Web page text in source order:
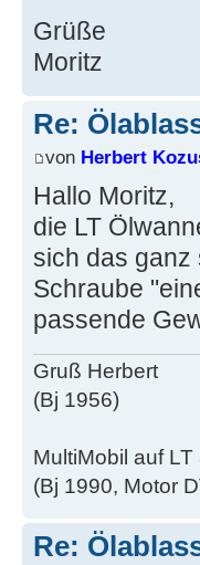
Grüße
Moritz
Re:
von Herbert
Hallo Moritz,
die LT
sich das ganz
Schraube
passende
Gruß Herbert
(Bj 1956)
MultiMobil auf LT
(Bj 1990, Motor
Re: